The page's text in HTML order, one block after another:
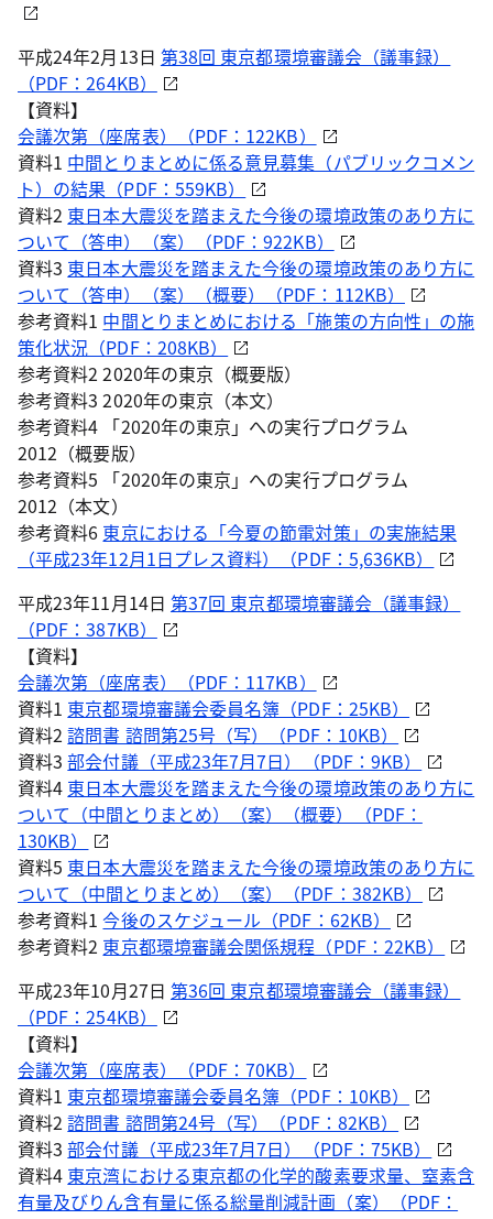
平成24年2月13日 第38回 東京都環境審議会（議事録）
（PDF：264KB）
【資料】
会議次第（座席表）（PDF：122KB）
資料1 中間とりまとめに係る意見募集（パブリックコメン
ト）の結果（PDF：559KB）
資料2 東日本大震災を踏まえた今後の環境政策のあり方に
ついて（答申）（案）（PDF：922KB）
資料3 東日本大震災を踏まえた今後の環境政策のあり方に
ついて（答申）（案）（概要）（PDF：112KB）
参考資料1 中間とりまとめにおける「施策の方向性」の施
策化状況（PDF：208KB）
参考資料2 2020年の東京（概要版）
参考資料3 2020年の東京（本文）
参考資料4 「2020年の東京」への実行プログラム
2012（概要版）
参考資料5 「2020年の東京」への実行プログラム
2012（本文）
参考資料6 東京における「今夏の節電対策」の実施結果
（平成23年12月1日プレス資料）（PDF：5,636KB）
平成23年11月14日 第37回 東京都環境審議会（議事録）
（PDF：387KB）
【資料】
会議次第（座席表）（PDF：117KB）
資料1 東京都環境審議会委員名簿（PDF：25KB）
資料2諮問書 諮問第25号（写）（PDF：10KB）
資料3部会付議（平成23年7月7日）（PDF：9KB）
資料4 東日本大震災を踏まえた今後の環境政策のあり方に
ついて（中間とりまとめ）（案）（概要）（PDF：
130KB）
資料5 東日本大震災を踏まえた今後の環境政策のあり方に
ついて（中間とりまとめ）（案）（PDF：382KB）
参考資料1今後のスケジュール（PDF：62KB）
参考資料2 東京都環境審議会関係規程（PDF：22KB）
平成23年10月27日 第36回 東京都環境審議会（議事録）
（PDF：254KB）
【資料】
会議次第（座席表）（PDF：70KB）
資料1 東京都環境審議会委員名簿（PDF：10KB）
資料2諮問書 諮問第24号（写）（PDF：82KB）
資料3部会付議（平成23年7月7日）（PDF：75KB）
資料4 東京湾における東京都の化学的酸素要求量、窒素含
有量及びりん含有量に係る総量削減計画（案）（PDF：